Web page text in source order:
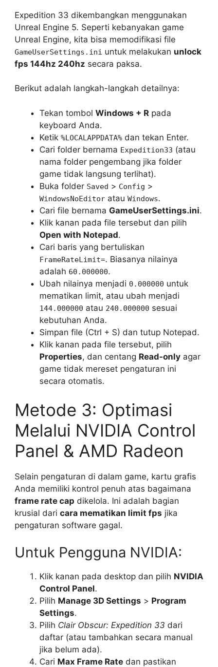
Expedition 33 dikembangkan menggunakan
Unreal Engine 5. Seperti kebanyakan game
Unreal Engine, kita bisa memodifikasi file
GameUserSettings.ini untuk melakukan unlock
fps 144hz 240hz secara paksa.
Berikut adalah langkah-langkah detailnya:
Tekan tombol Windows + R pada
keyboard Anda.
Ketik %LOCALAPPDATA% dan tekan Enter.
Cari folder bernama Expedition33 (atau
nama folder pengembang jika folder
game tidak langsung terlihat).
Buka folder Saved > Config >
WindowsNoEditor atau Windows.
Cari file bernama GameUserSettings.ini.
Klik kanan pada file tersebut dan pilih
Open with Notepad.
Cari baris yang bertuliskan
FrameRateLimit=. Biasanya nilainya
adalah 60.000000.
Ubah nilainya menjadi 0.000000 untuk
mematikan limit, atau ubah menjadi
144.000000 atau 240.000000 sesuai
kebutuhan Anda.
Simpan file (Ctrl + S) dan tutup Notepad.
Klik kanan pada file tersebut, pilih
Properties, dan centang Read-only agar
game tidak mereset pengaturan ini
secara otomatis.
Metode 3: Optimasi
Melalui NVIDIA Control
Panel & AMD Radeon
Selain pengaturan di dalam game, kartu grafis
Anda memiliki kontrol penuh atas bagaimana
frame rate cap dikelola. Ini adalah bagian
krusial dari cara mematikan limit fps jika
pengaturan software gagal.
Untuk Pengguna NVIDIA:
Klik kanan pada desktop dan pilih NVIDIA
Control Panel.
Pilih Manage 3D Settings > Program
Settings.
Pilih Clair Obscur: Expedition 33 dari
daftar (atau tambahkan secara manual
jika belum ada).
Cari Max Frame Rate dan pastikan